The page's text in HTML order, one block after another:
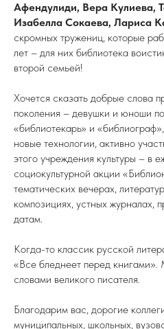
Афендулиди, Вера Кулиева,
Изабелла Сокаева, Лариса
скромных тружениц, которые
лет – для них библиотека
второй семьей!
Хочется сказать добрые слова
поколения – девушки и юноши
«библиотекарь» и
новые технологии, активно
этого учреждения культуры – в
социокультурной акции
тематических вечерах,
композициях, устных журналах,
датам.
Когда-то классик русской
«Все бледнеет перед
словами великого писателя.
Благодарим вас, дорогие
муниципальных, школьных,